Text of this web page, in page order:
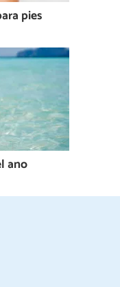
pies
ano